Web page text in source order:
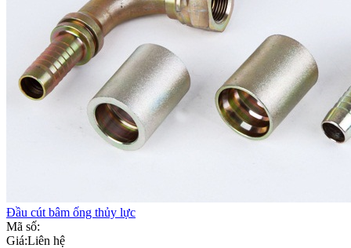
Đầu cút bâm ống thủy lực
Mã số:
Giá:Liên hệ